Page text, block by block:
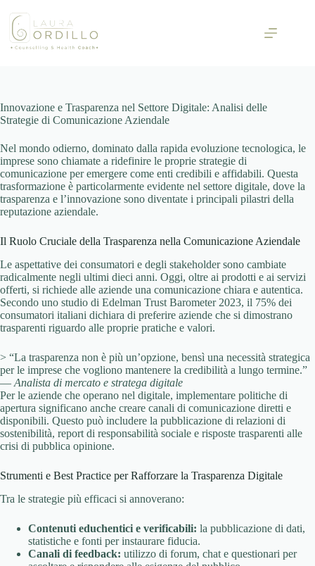
content
Innovazione e Trasparenza nel Settore Digitale: Analisi delle
Strategie di Comunicazione Aziendale
Nel mondo odierno, dominato dalla rapida evoluzione tecnologica, le
imprese sono chiamate a ridefinire le proprie strategie di
comunicazione per emergere come enti credibili e affidabili. Questa
trasformazione è particolarmente evidente nel settore digitale, dove la
trasparenza e l’innovazione sono diventate i principali pilastri della
reputazione aziendale.
Il Ruolo Cruciale della Trasparenza nella Comunicazione Aziendale
Le aspettative dei consumatori e degli stakeholder sono cambiate
radicalmente negli ultimi dieci anni. Oggi, oltre ai prodotti e ai servizi
offerti, si richiede alle aziende una comunicazione chiara e autentica.
Secondo uno studio di Edelman Trust Barometer 2023, il 75% dei
consumatori italiani dichiara di preferire aziende che si dimostrano
trasparenti riguardo alle proprie pratiche e valori.
> “La trasparenza non è più un’opzione, bensì una necessità strategica
per le imprese che vogliono mantenere la credibilità a lungo termine.”
— Analista di mercato e stratega digitale
Per le aziende che operano nel digitale, implementare politiche di
apertura significano anche creare canali di comunicazione diretti e
disponibili. Questo può includere la pubblicazione di relazioni di
sostenibilità, report di responsabilità sociale e risposte trasparenti alle
crisi di pubblica opinione.
Strumenti e Best Practice per Rafforzare la Trasparenza Digitale
Tra le strategie più efficaci si annoverano:
Contenuti educhentici e verificabili: la pubblicazione di dati,
statistiche e fonti per instaurare fiducia.
Canali di feedback: utilizzo di forum, chat e questionari per